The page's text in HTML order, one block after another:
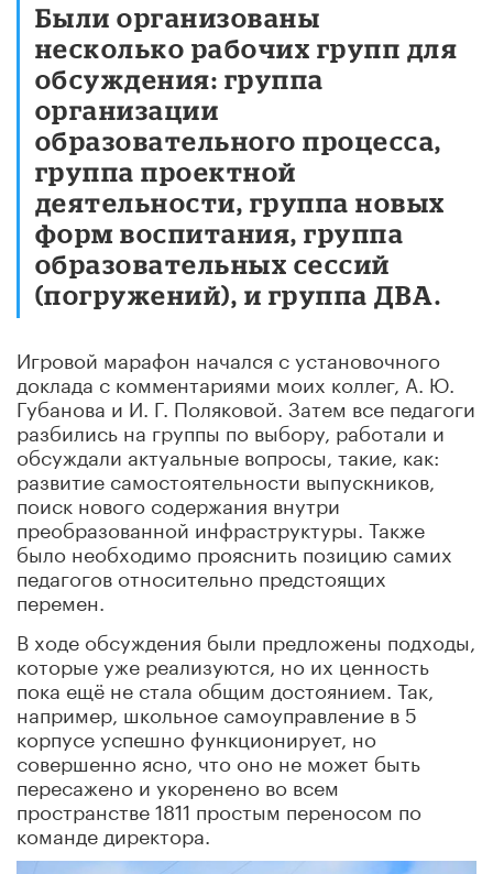
Были организованы
несколько рабочих групп для
обсуждения: группа
организации
образовательного процесса,
группа проектной
деятельности, группа новых
форм воспитания, группа
образовательных сессий
(погружений), и группа ДВА.
Игровой марафон начался с установочного
доклада с комментариями моих коллег, А. Ю.
Губанова и И. Г. Поляковой. Затем все педагоги
разбились на группы по выбору, работали и
обсуждали актуальные вопросы, такие, как:
развитие самостоятельности выпускников,
поиск нового содержания внутри
преобразованной инфраструктуры. Также
было необходимо прояснить позицию самих
педагогов относительно предстоящих
перемен.
В ходе обсуждения были предложены подходы,
которые уже реализуются, но их ценность
пока ещё не стала общим достоянием. Так,
например, школьное самоуправление в 5
корпусе успешно функционирует, но
совершенно ясно, что оно не может быть
пересажено и укоренено во всем
пространстве 1811 простым переносом по
команде директора.